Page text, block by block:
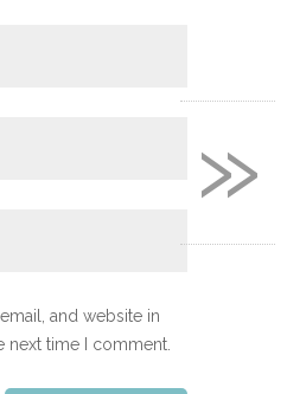
and website in
next time I comment.
»